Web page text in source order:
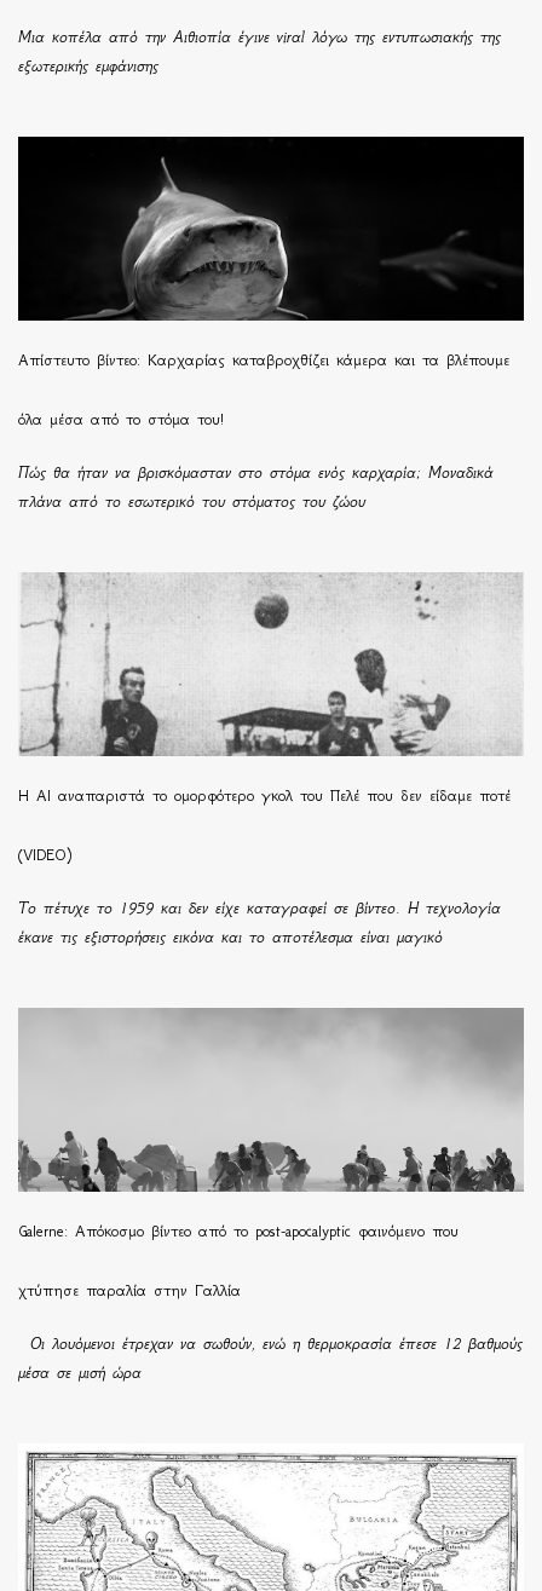
Μια κοπέλα από την Αιθιοπία έγινε viral λόγω της εντυπωσιακής της
εξωτερικής εμφάνισης
Απίστευτο βίντεο: Καρχαρίας καταβροχθίζει κάμερα και τα βλέπουμε
όλα μέσα από το στόμα του!
Πώς θα ήταν να βρισκόμασταν στο στόμα ενός καρχαρία; Μοναδικά
πλάνα από το εσωτερικό του στόματος του ζώου
Η ΑΙ αναπαριστά το ομορφότερο γκολ του Πελέ που δεν είδαμε ποτέ
(VIDEO)
Το πέτυχε το 1959 και δεν είχε καταγραφεί σε βίντεο. Η τεχνολογία
έκανε τις εξιστορήσεις εικόνα και το αποτέλεσμα είναι μαγικό
Galerne: Απόκοσμο βίντεο από το post-apocalyptic φαινόμενο που
χτύπησε παραλία στην Γαλλία
Οι λουόμενοι έτρεχαν να σωθούν, ενώ η θερμοκρασία έπεσε 12 βαθμούς
μέσα σε μισή ώρα